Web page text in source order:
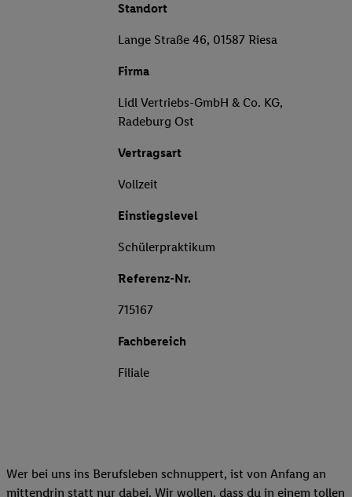
Standort
Lange Straße 46, 01587 Riesa
Firma
Lidl Vertriebs-GmbH & Co. KG,
Radeburg Ost
Vertragsart
Vollzeit
Einstiegslevel
Schülerpraktikum
Referenz-Nr.
715167
Fachbereich
Filiale
Wer bei uns ins Berufsleben schnuppert, ist von Anfang an
mittendrin statt nur dabei. Wir wollen, dass du in einem tollen